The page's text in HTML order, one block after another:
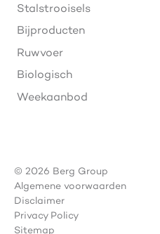
Stalstrooisels
Bijproducten
Ruwvoer
Biologisch
Weekaanbod
© 2026 Berg Group
Algemene voorwaarden
Disclaimer
Privacy Policy
Sitemap